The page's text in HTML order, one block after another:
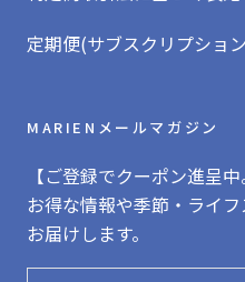
定期便(サブスクリプショ
MARIENメールマガジン
【ご登録でクーポン進呈中
お得な情報や季節・ライ
お届けします。